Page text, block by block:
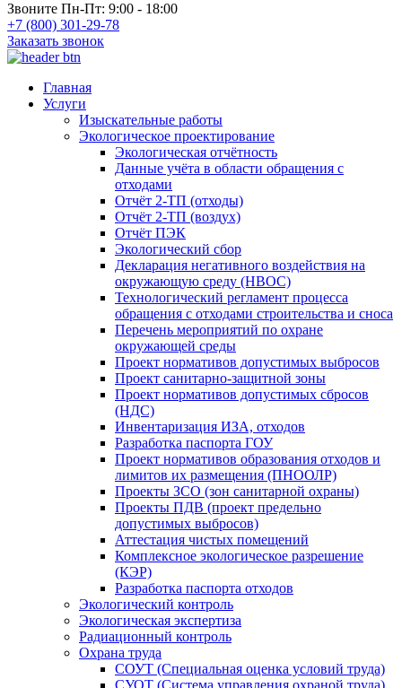
Звоните Пн-Пт: 9:00 - 18:00
+7 (800) 301-29-78
Заказать звонок
Главная
Услуги
Изыскательные работы
Экологическое проектирование
Экологическая отчётность
Данные учёта в области обращения с
отходами
Отчёт 2-ТП (отходы)
Отчёт 2-ТП (воздух)
Отчёт ПЭК
Экологический сбоp
Декларация негативного воздействия на
окружающую среду (НВОС)
Технологический регламент процесса
обращения c отходами строительства и сноса
Перечень мероприятий по охране
окружающей среды
Проект нормативов допустимых выбросов
Проект санитарно-защитной зоны
Проект нормативов допустимых сбросов
(НДС)
Инвентаризация ИЗА, отходов
Разработка паспорта ГОУ
Проект нормативов образования отходов и
лимитов их размещения (ПНООЛР)
Проекты ЗСО (зон санитарной охраны)
Проекты ПДВ (проект предельно
допустимых выбросов)
Аттестация чистых помещений
Комплексное экологическое разрешение
(КЭР)
Разработка паспорта отходов
Экологический контроль
Экологическая экспертиза
Радиационный контроль
Охрана труда
СОУТ (Специальная оценка условий труда)